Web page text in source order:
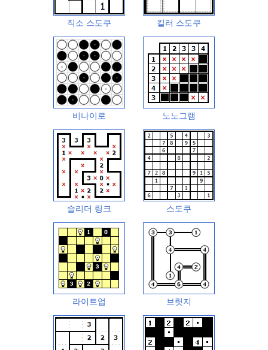
직소 스도쿠 킬러 스도쿠
비나이로 노노그램
슬리더 링크 스도쿠
라이트업 브릿지